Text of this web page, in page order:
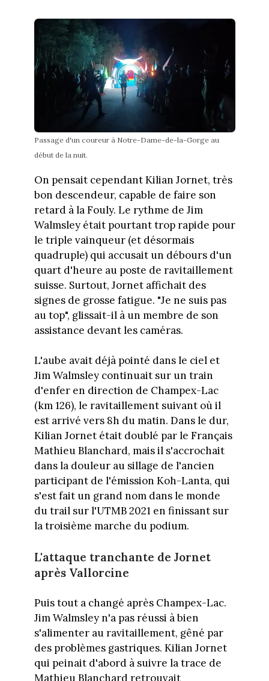
Passage d'un coureur à Notre-Dame-de-la-Gorge au
début de la nuit.
On pensait cependant Kilian Jornet, très
bon descendeur, capable de faire son
retard à la Fouly. Le rythme de Jim
Walmsley était pourtant trop rapide pour
le triple vainqueur (et désormais
quadruple) qui accusait un débours d'un
quart d'heure au poste de ravitaillement
suisse. Surtout, Jornet affichait des
signes de grosse fatigue. "Je ne suis pas
au top", glissait-il à un membre de son
assistance devant les caméras.
L'aube avait déjà pointé dans le ciel et
Jim Walmsley continuait sur un train
d'enfer en direction de Champex-Lac
(km 126), le ravitaillement suivant où il
est arrivé vers 8h du matin. Dans le dur,
Kilian Jornet était doublé par le Français
Mathieu Blanchard, mais il s'accrochait
dans la douleur au sillage de l'ancien
participant de l'émission Koh-Lanta, qui
s'est fait un grand nom dans le monde
du trail sur l'UTMB 2021 en finissant sur
la troisième marche du podium.
L'attaque tranchante de Jornet
après Vallorcine
Puis tout a changé après Champex-Lac.
Jim Walmsley n'a pas réussi à bien
s'alimenter au ravitaillement, gêné par
des problèmes gastriques. Kilian Jornet
qui peinait d'abord à suivre la trace de
Mathieu Blanchard retrouvait